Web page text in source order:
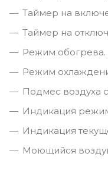
Таймер на
Таймер на
Режим обогрева.
Режим
Подмес воздуха
Индикация
Индикация
Моющийся